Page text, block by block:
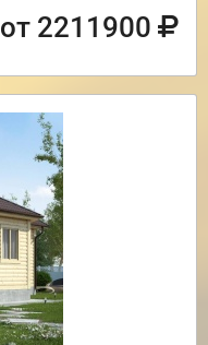
от 2211900